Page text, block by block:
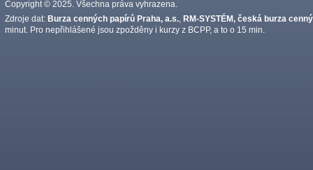
Copyright © 2025. Všechna práva vyhrazena.
Zdroje dat: Burza cenných papírů Praha, a.s. RM-SYSTÉM, česká burza
minut. Pro nepřihlášené jsou zpožděny i kurzy z BCPP, a to o 15 min.